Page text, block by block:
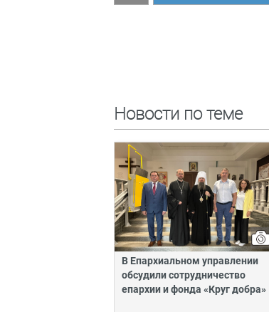
Новости по теме
В Епархиальном управлении
обсудили сотрудничество
епархии и фонда «Круг добра»